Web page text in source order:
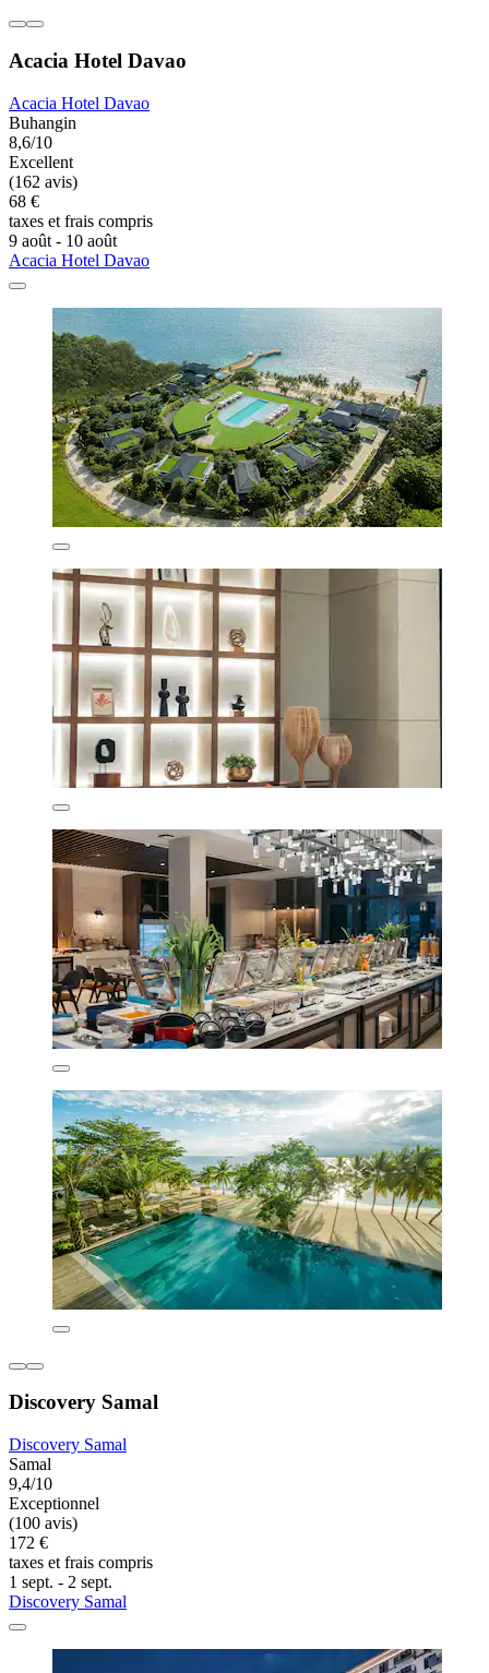
Acacia Hotel Davao
Acacia Hotel Davao
Buhangin
8,6/10
Excellent
(162 avis)
68 €
taxes et frais compris
9 août - 10 août
Acacia Hotel Davao
Discovery Samal
Discovery Samal
Samal
9,4/10
Exceptionnel
(100 avis)
172 €
taxes et frais compris
1 sept. - 2 sept.
Discovery Samal